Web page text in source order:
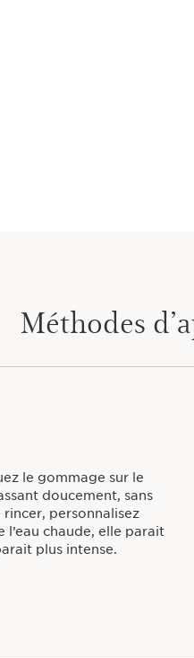
Méthodes
le gommage sur le
doucement, sans
personnalisez
l’eau chaude, elle parait
plus intense.